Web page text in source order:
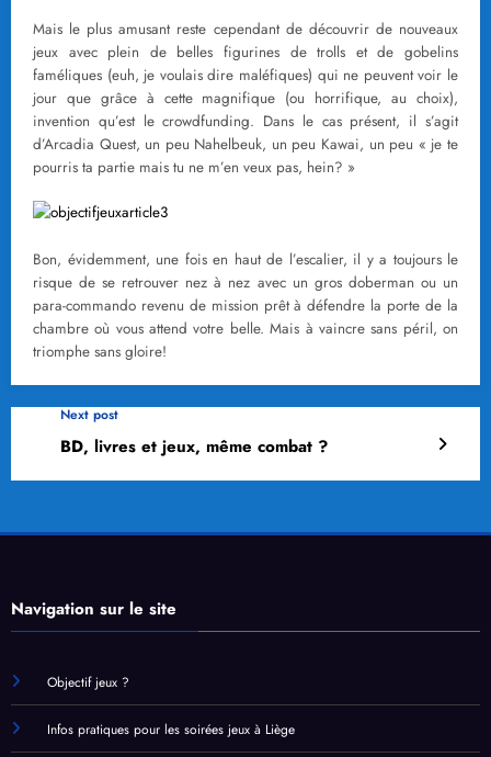
Mais le plus amusant reste cependant de découvrir de nouveaux
jeux avec plein de belles figurines de trolls et de gobelins
faméliques (euh, je voulais dire maléfiques) qui ne peuvent voir le
jour que grâce à cette magnifique (ou horrifique, au choix),
invention qu’est le crowdfunding. Dans le cas présent, il s’agit
d’Arcadia Quest, un peu Nahelbeuk, un peu Kawai, un peu « je te
pourris ta partie mais tu ne m’en veux pas, hein? »
Bon, évidemment, une fois en haut de l’escalier, il y a toujours le
risque de se retrouver nez à nez avec un gros doberman ou un
para-commando revenu de mission prêt à défendre la porte de la
chambre où vous attend votre belle. Mais à vaincre sans péril, on
triomphe sans gloire!
Next post
BD, livres et jeux, même combat ?
Navigation sur le site
Objectif jeux ?
Infos pratiques pour les soirées jeux à Liège